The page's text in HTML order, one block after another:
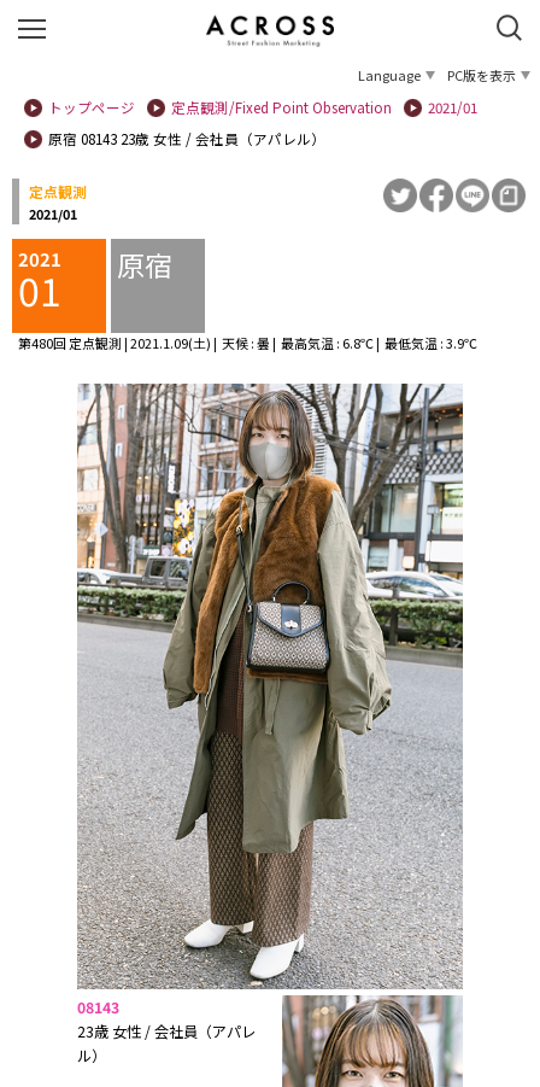
Language
PC版を表示
トップページ
定点観測/Fixed Point Observation
2021/01
原宿 08143 23歳 女性 / 会社員（アパレル）
定点観測
2021/01
2021
01 原宿
第480回 定点観測 | 2021.1.09(土) | 天候 : 曇 | 最高気温 : 6.8℃ | 最低気温 : 3.9℃
08143
23歳 女性 / 会社員（アパレ
ル）